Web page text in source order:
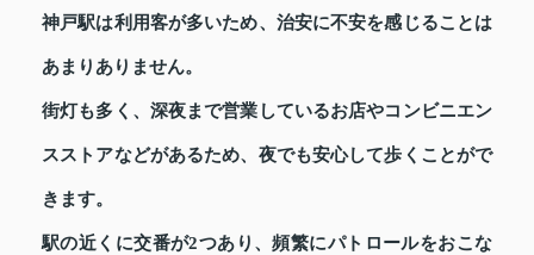
神戸駅は利用客が多いため、治安に不安を感じることは
あまりありません。
街灯も多く、深夜まで営業しているお店やコンビニエン
スストアなどがあるため、夜でも安心して歩くことがで
きます。
駅の近くに交番が2つあり、頻繁にパトロールをおこな